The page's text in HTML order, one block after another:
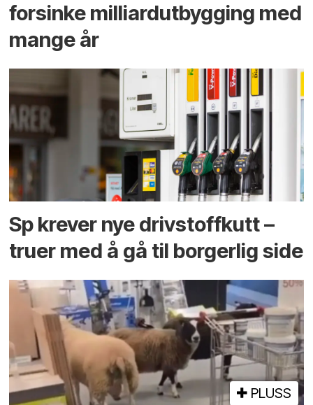
forsinke milliard­utbygging med
mange år
Sp krever nye drivstoffkutt –
truer med å gå til borgerlig side
PLUSS